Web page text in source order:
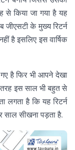
से किया जा गया है यह
जीएसटी के मुख्य रिटर्न
है इसलिए इस वार्षिक
गए है फिर भी आपने देखा
इस साल भी बहुत से
है कि यह रिटर्न
साल सीखना पड़ता है.